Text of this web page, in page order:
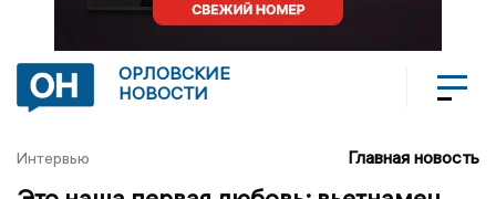
ОРЛОВСКИЕ
НОВОСТИ
Интервью Главная новость